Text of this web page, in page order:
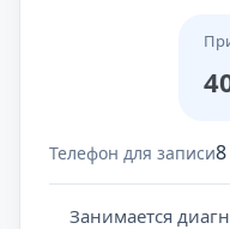
Телефон для записи
Занимается